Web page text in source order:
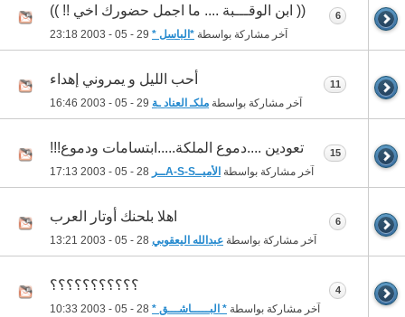
(( ابن الوقـــبة .... ما اجمل حضورك اخي !! ))
آخر مشاركة بواسطة *الباسل * 23:18
6
أحب الليل و يمروني إهداء
آخر مشاركة بواسطة ملكـ العناد ـة 16:46
11
تعودين ....دموع الملكة.....ابتسامات ودموع!!!
آخر مشاركة بواسطة الأميــA-S-Sــر 17:13
15
اهلا بلحنك أوتار العرب
آخر مشاركة بواسطة عبدالله اليعقوبي 13:21
6
؟؟؟؟؟؟؟؟؟؟؟
آخر مشاركة بواسطة * البـــــاشـــق * 10:33
4